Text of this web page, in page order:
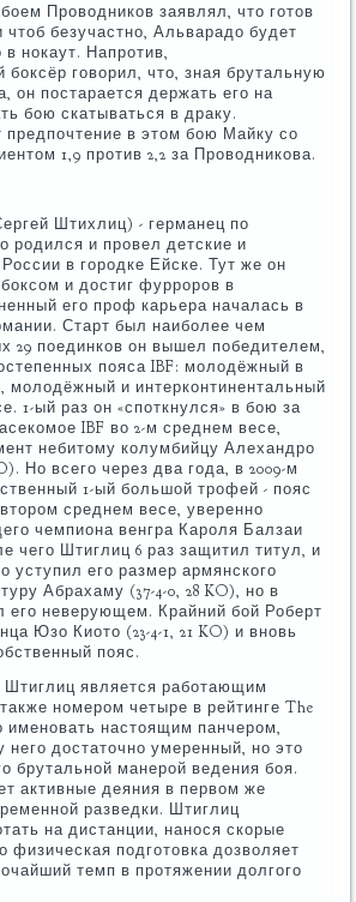
Проводников заявлял, что готов
чтоб безучастно, Альварадо будет
нокаут. Напротив,
боксёр говорил, что, зная брутальную
он постарается держать его на
бою скатываться в драку.
предпочтение в этом бою Майку со
1,9 против 2,2 за Проводникова.
Штихлиц) - германец по
родился и провел детские и
в городке Ейске. Тут же он
и достиг фурроров в
его проф карьера началась в
Старт был наиболее чем
29 поединков он вышел победителем,
пояса IBF: молодёжный в
молодёжный и интерконтинентальный
1-ый раз он «споткнулся» в бою за
IBF во 2-м среднем весе,
небитому колумбийцу Алехандро
Но всего через два года, в 2009-м
1-ый большой трофей - пояс
среднем весе, уверенно
чемпиона венгра Кароля Балзаи
чего Штиглиц 6 раз защитил титул, и
уступил его размер армянского
Абрахаму (37-4-0, 28 KO), но в
его неверующем. Крайний бой Роберт
Юзо Киото (23-4-1, 21 KO) и вновь
пояс.
является работающим
номером четыре в рейтинге The
именовать настоящим панчером,
него достаточно умеренный, но это
брутальной манерой ведения боя.
активные деяния в первом же
разведки. Штиглиц
на дистанции, нанося скорые
физическая подготовка дозволяет
темп в протяжении долгого